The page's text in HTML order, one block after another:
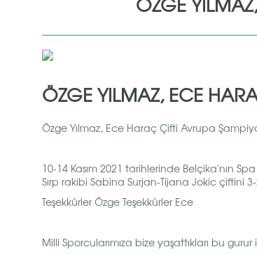
ÖZGE YILMAZ, ECE
Özge Yılmaz, Ece Haraç Çifti Avrupa
10-14 Kasım 2021 tarihlerinde Belçika'nın
Sırp rakibi Sabina Surjan-Tijana Jokic çiftini
Teşekkürler Özge Teşekkürler Ece
Milli Sporcularımıza bize yaşattıkları bu